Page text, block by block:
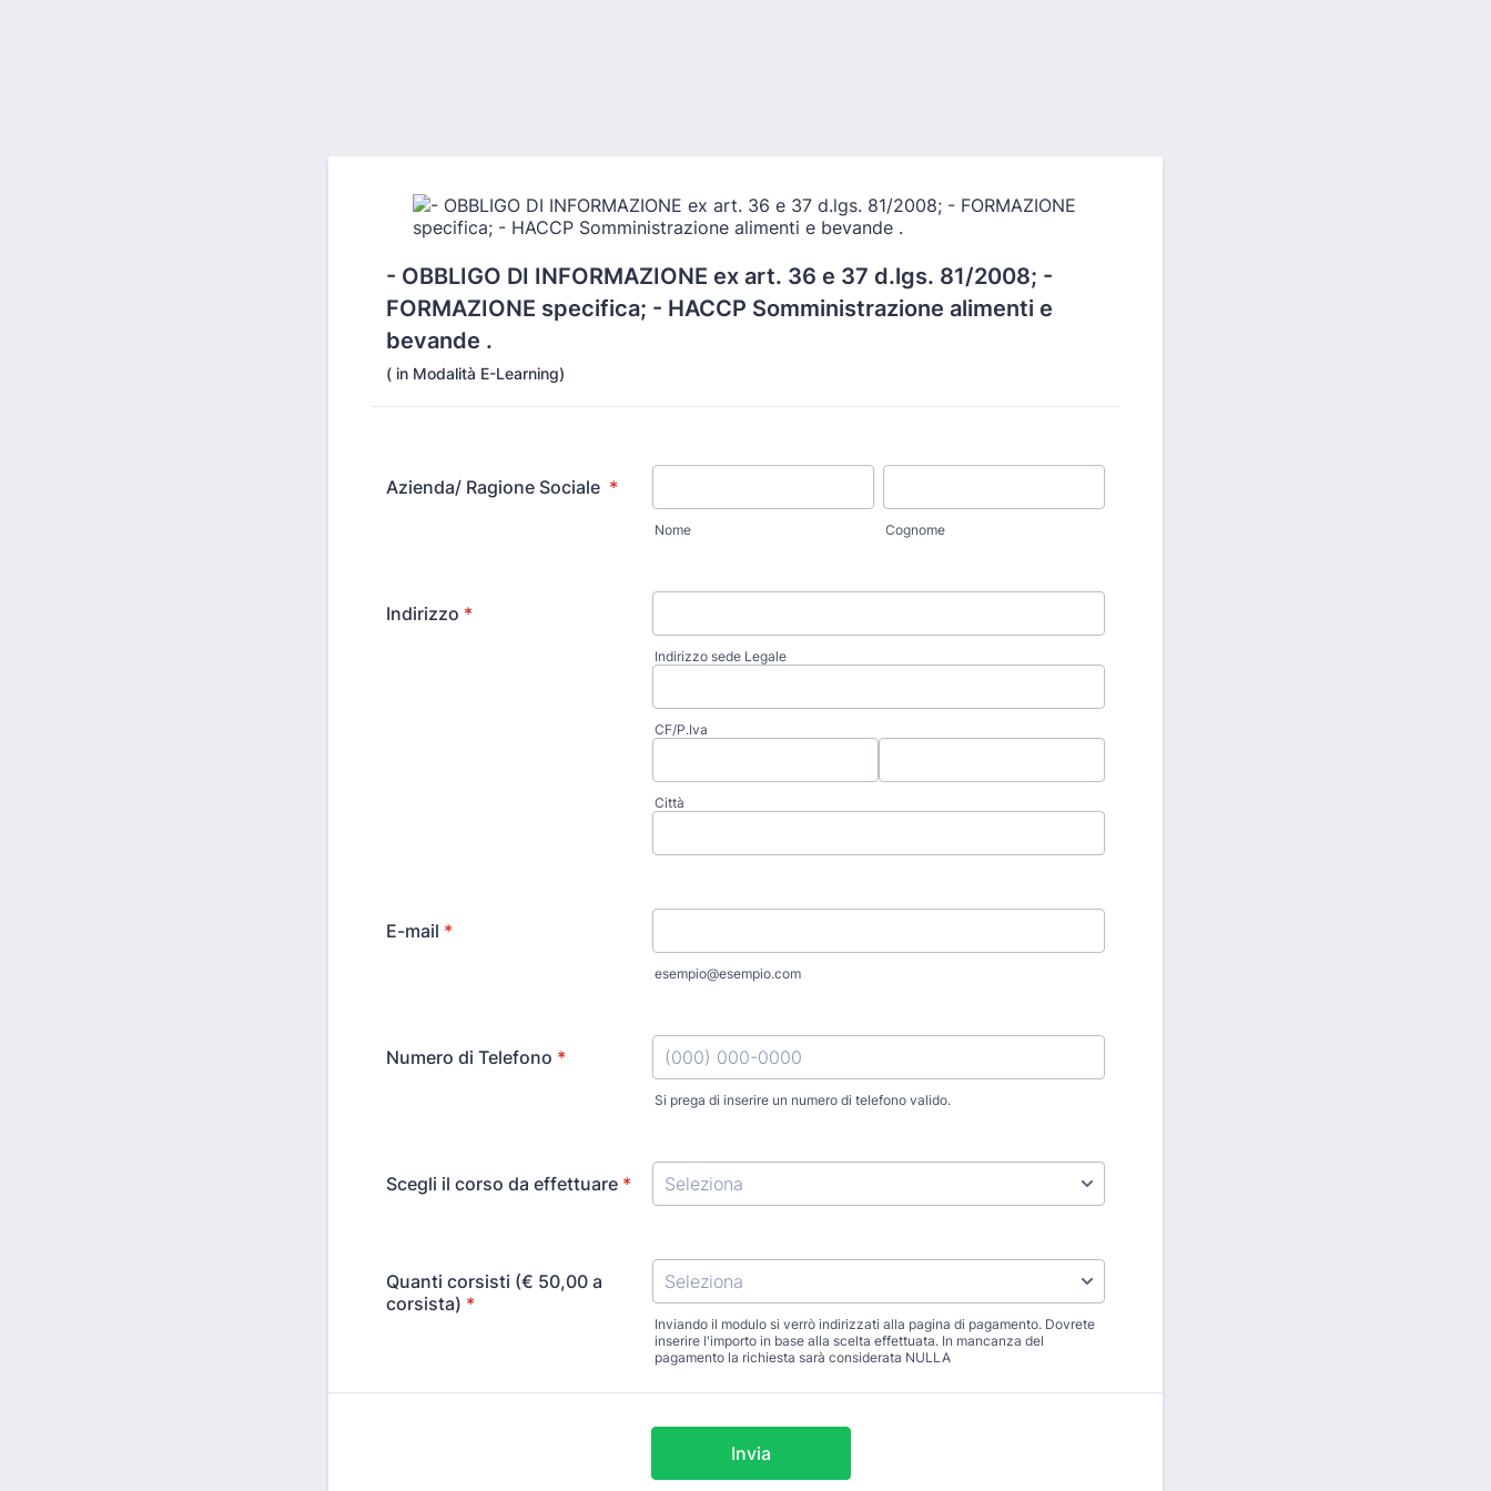
- OBBLIGO DI INFORMAZIONE ex art. 36 e 37 d.lgs. 81/2008; -
FORMAZIONE specifica; - HACCP Somministrazione alimenti e
bevande .
( in Modalità E-Learning)
Azienda/ Ragione Sociale *
Nome Cognome
Indirizzo *
Indirizzo sede Legale
CF/P.Iva
Città
E-mail *
esempio@esempio.com
Numero di Telefono *
Si prega di inserire un numero di telefono valido.
Scegli il corso da effettuare *
Quanti corsisti (€ 50,00 a
corsista) *
Seleziona
Inviando il modulo si verrò indirizzati alla pagina di pagamento. Dovrete
inserire l'importo in base alla scelta effettuata. In mancanza del
pagamento la richiesta sarà considerata NULLA
Invia